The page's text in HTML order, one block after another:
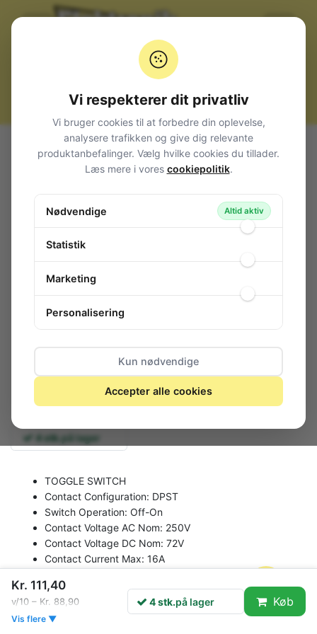
Alle produkter
Afbrydere og omskiftere
Vippe metalknebel (Toggle switch)
Heavy-duty, for Ø12mm hul
Switch 2-pol 230VAC/16A ON/OFF
120-022 / C3950BBAAA
4 stk. på lager
TOGGLE SWITCH
Contact Configuration: DPST
Switch Operation: Off-On
Contact Voltage AC Nom: 250V
Contact Voltage DC Nom: 72V
Contact Current Max: 16A
Actuator Style:
Lever
Switch Mounting:
Panel
SVHC:
Kr. 111,40
v/10 – Kr. 88,90
Vis flere ▼
4 stk.på lager Køb
Vi respekterer dit privatliv
Vi bruger cookies til at forbedre din oplevelse,
analysere trafikken og give dig relevante
produktanbefalinger. Vælg hvilke cookies du tillader.
Læs mere i vores cookiepolitik.
Nødvendige Altid aktiv
Statistik
Marketing
Personalisering
Kun nødvendige
Accepter alle cookies